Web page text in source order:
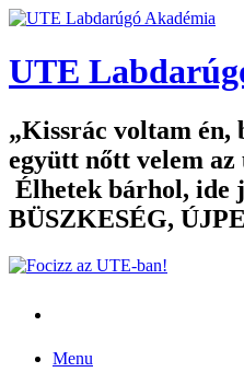
UTE
Kissrác voltam én,
együtt nőtt velem
Élhetek bárhol, ide
BÜSZKESÉG,
Menu